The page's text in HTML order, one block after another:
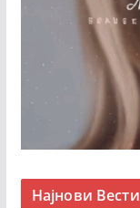
Најнови Вести